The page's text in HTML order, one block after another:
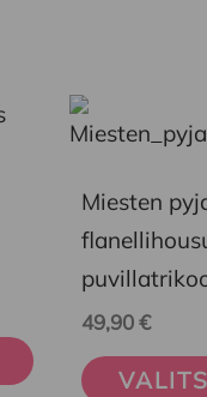
Miesten
49,90€
Tällä
tuotteella
on
useampi
muunnelma.
valinnat